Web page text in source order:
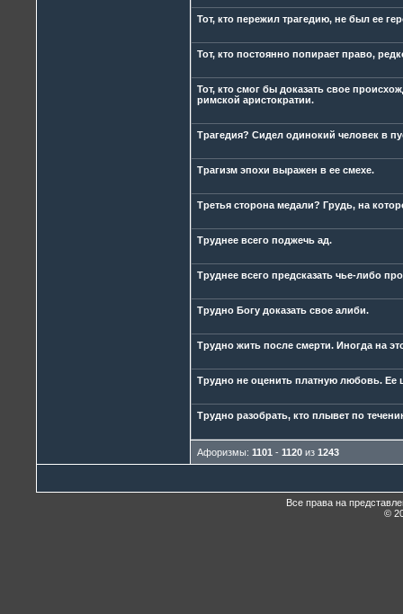
Тот, кто пережил трагедию, не был ее
Тот, кто постоянно попирает право,
Тот, кто смог бы доказать свое
римской аристократии.
Трагедия? Сидел одинокий человек в
Трагизм эпохи выражен в ее смехе.
Третья сторона медали? Грудь, на
Труднее всего поджечь ад.
Труднее всего предсказать чье-либо
Трудно Богу доказать свое алиби.
Трудно жить после смерти. Иногда на
Трудно не оценить платную любовь. Ее
Трудно разобрать, кто плывет по
Афоризмы: 1101 - 1120 из 1243
Все права на
©